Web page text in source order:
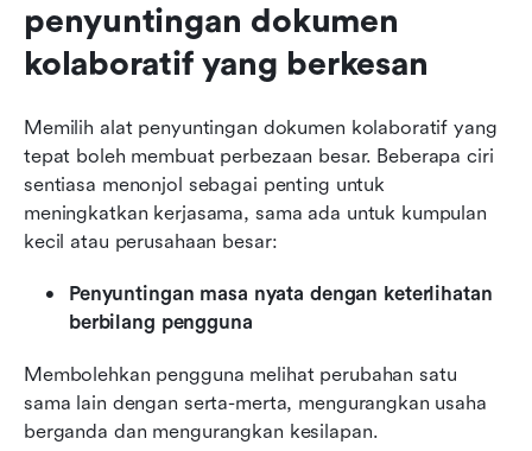
penyuntingan dokumen
kolaboratif yang berkesan
Memilih alat penyuntingan dokumen kolaboratif yang
tepat boleh membuat perbezaan besar. Beberapa ciri
sentiasa menonjol sebagai penting untuk
meningkatkan kerjasama, sama ada untuk kumpulan
kecil atau perusahaan besar:
Penyuntingan masa nyata dengan keterlihatan
berbilang pengguna
Membolehkan pengguna melihat perubahan satu
sama lain dengan serta-merta, mengurangkan usaha
berganda dan mengurangkan kesilapan.